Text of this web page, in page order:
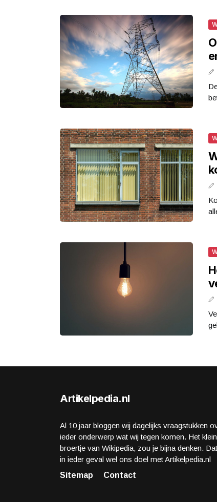
Artikelpedia.nl
Al 10 jaar bloggen wij dagelijks vraagstukken
ieder onderwerp wat wij tegen komen. Het
broertje van Wikipedia, zou je bijna denken.
in ieder geval wel ons doel met Artikelpedia.nl
Sitemap
Contact